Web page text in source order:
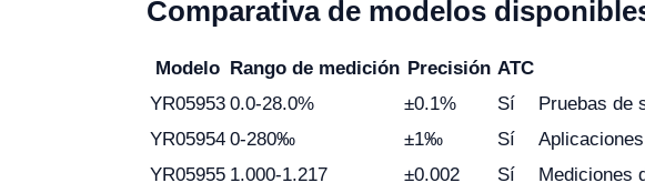
Comparativa de modelos
Modelo Rango de medición Precisión ATC
YR05953 0.0-28.0% ±0.1% Sí
Pruebas de
YR05954 0-280‰ ±1‰ Sí
YR05955 1.000-1.217 ±0.002 Sí
Mediciones